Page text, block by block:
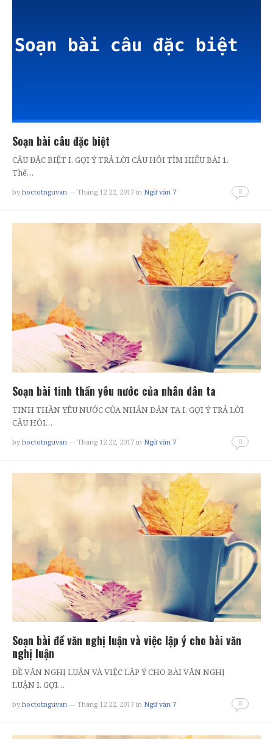
Soạn bài câu đặc biệt
CÂU ĐẶC BIỆT I. GỢI Ý TRẢ LỜI CÂU HỎI TÌM HIỂU BÀI 1.
Thế…
by hoctotnguvan — Tháng 12 22, 2017 in Ngữ văn 7 0
Soạn bài tinh thần yêu nước của nhân dân ta
TINH THẦN YÊU NƯỚC CỦA NHÂN DÂN TA I. GỢI Ý TRẢ LỜI
CÂU HỎI…
by hoctotnguvan — Tháng 12 22, 2017 in Ngữ văn 7 0
Soạn bài đề văn nghị luận và việc lập ý cho bài văn
nghị luận
ĐỀ VĂN NGHỊ LUẬN VÀ VIỆC LẬP Ý CHO BÀI VĂN NGHỊ
LUẬN I. GỢI…
by hoctotnguvan — Tháng 12 22, 2017 in Ngữ văn 7 0